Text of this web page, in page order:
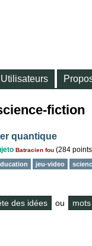
Utilisateurs
fiction
quantique
Batracien fou (284
jeu-video
des idées ou